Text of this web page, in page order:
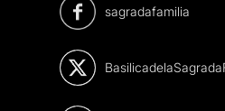
sagradafamilia